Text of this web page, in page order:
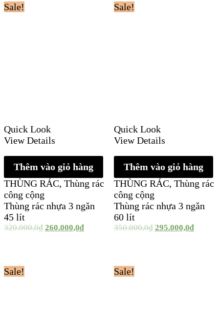
Sale!
Quick Look
View Details
Thêm vào giỏ hàng
THÙNG RÁC, Thùng rác
công cộng
Thùng rác nhựa 3 ngăn
45 lít
320.000,0₫ 260.000,0₫
Sale!
Quick Look
View Details
Thêm vào giỏ hàng
THÙNG RÁC, Thùng rác
công cộng
Thùng rác nhựa 3 ngăn
60 lít
350.000,0₫ 295.000,0₫
Sale! Sale!